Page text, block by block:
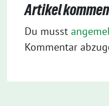
Artikel
Du musst
Kommentar